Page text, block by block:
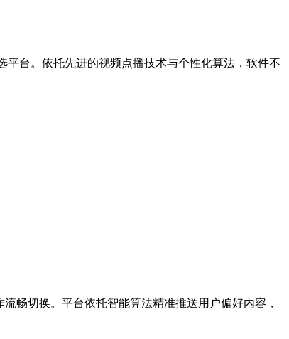
台。依托先进的视频点播技术与个性化算法，软件不
畅切换。平台依托智能算法精准推送用户偏好内容，